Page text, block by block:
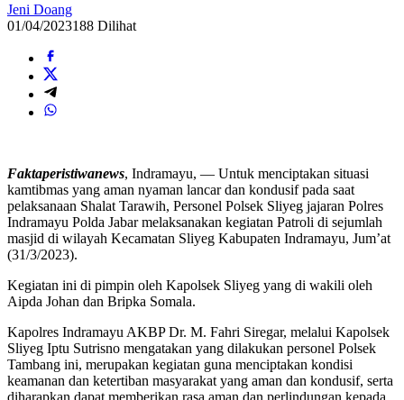
Jeni Doang
01/04/2023188 Dilihat
Faktaperistiwanews, Indramayu, — Untuk menciptakan situasi
kamtibmas yang aman nyaman lancar dan kondusif pada saat
pelaksanaan Shalat Tarawih, Personel Polsek Sliyeg jajaran Polres
Indramayu Polda Jabar melaksanakan kegiatan Patroli di sejumlah
masjid di wilayah Kecamatan Sliyeg Kabupaten Indramayu, Jum’at
(31/3/2023).
Kegiatan ini di pimpin oleh Kapolsek Sliyeg yang di wakili oleh
Aipda Johan dan Bripka Somala.
Kapolres Indramayu AKBP Dr. M. Fahri Siregar, melalui Kapolsek
Sliyeg Iptu Sutrisno mengatakan yang dilakukan personel Polsek
Tambang ini, merupakan kegiatan guna menciptakan kondisi
keamanan dan ketertiban masyarakat yang aman dan kondusif, serta
diharapkan dapat memberikan rasa aman dan perlindungan kepada